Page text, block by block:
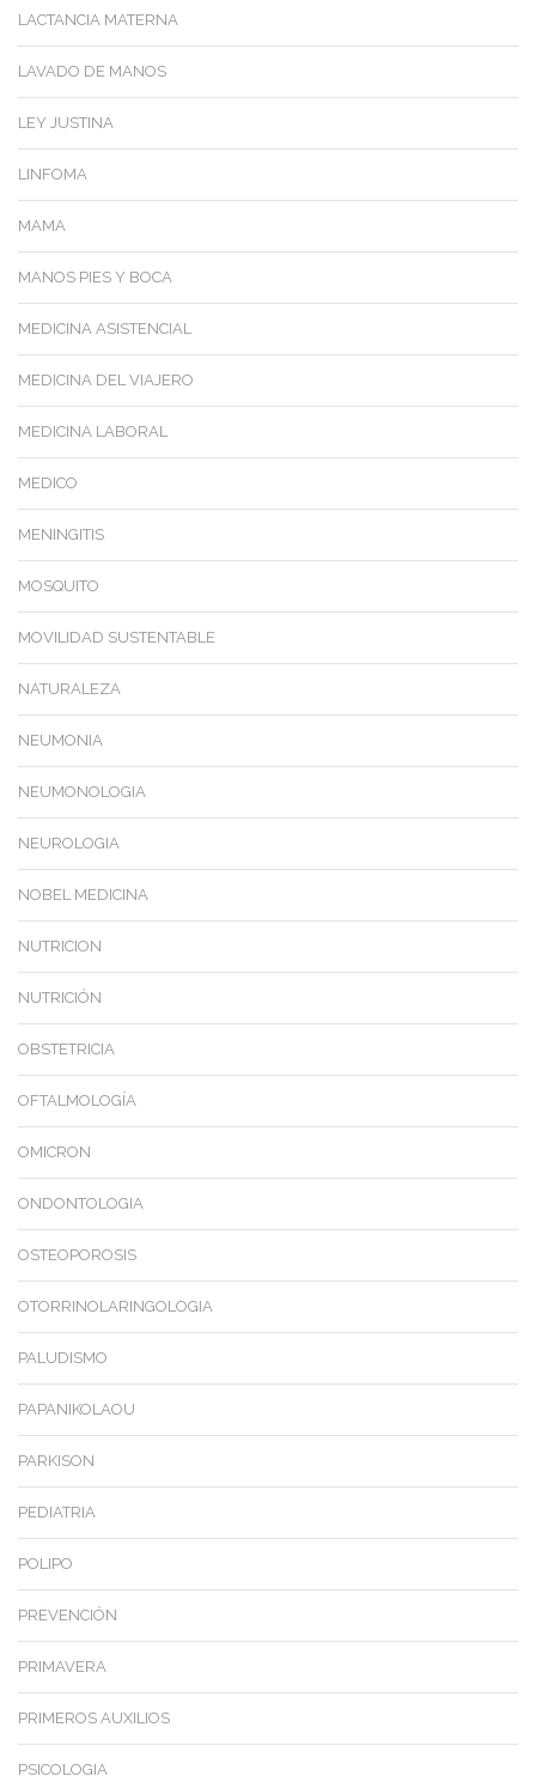
LACTANCIA MATERNA
LAVADO DE MANOS
LEY JUSTINA
LINFOMA
MAMA
MANOS PIES Y BOCA
MEDICINA ASISTENCIAL
MEDICINA DEL VIAJERO
MEDICINA LABORAL
MEDICO
MENINGITIS
MOSQUITO
MOVILIDAD SUSTENTABLE
NATURALEZA
NEUMONIA
NEUMONOLOGIA
NEUROLOGIA
NOBEL MEDICINA
NUTRICION
NUTRICIÓN
OBSTETRICIA
OFTALMOLOGÍA
OMICRON
ONDONTOLOGIA
OSTEOPOROSIS
OTORRINOLARINGOLOGIA
PALUDISMO
PAPANIKOLAOU
PARKISON
PEDIATRIA
POLIPO
PREVENCIÓN
PRIMAVERA
PRIMEROS AUXILIOS
PSICOLOGIA